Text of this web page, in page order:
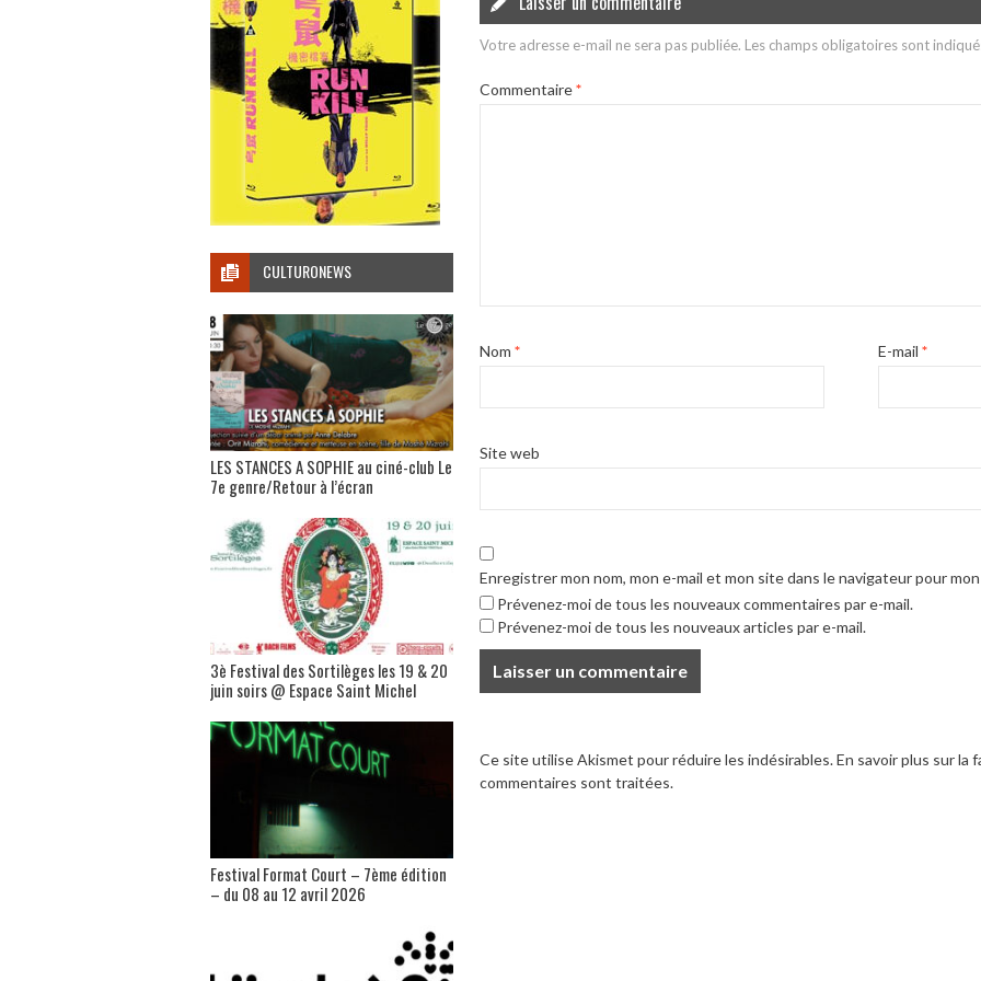
Votre adresse e-mail ne sera pas publiée. Les champs obligatoires sont
Commentaire*
Nom * E-mail*
Site web
Enregistrer mon nom, mon e-mail et mon site dans le navigateur pour
Prévenez-moi de tous les nouveaux commentaires par e-mail.
Prévenez-moi de tous les nouveaux articles par e-mail.
Ce site utilise Akismet pour réduire les indésirables.En savoir plus sur la
commentaires sont traitées.
CULTURONEWS
LES STANCES A SOPHIE au ciné-club Le
7e genre/Retour à l’écran
3è Festival des Sortilèges les 19 & 20
juin soirs @ Espace Saint Michel
Festival Format Court – 7ème édition
– du 08 au 12 avril 2026